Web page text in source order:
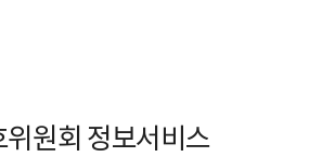
원회 정보서비스